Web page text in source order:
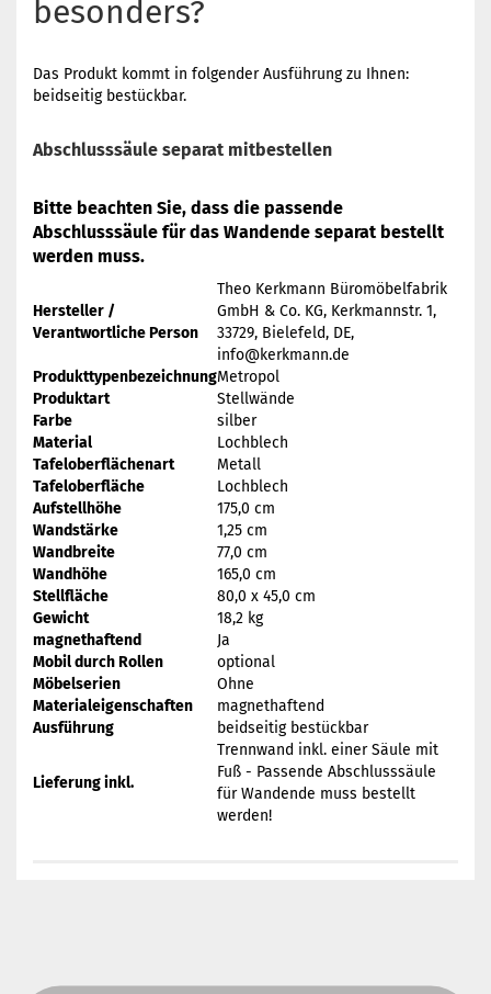
besonders?
Das Produkt kommt in folgender Ausführung zu Ihnen:
beidseitig bestückbar.
Abschlusssäule separat mitbestellen
Bitte beachten Sie, dass die passende
Abschlusssäule für das Wandende separat bestellt
werden muss.
Hersteller /
Verantwortliche Person
Theo Kerkmann Büromöbelfabrik
GmbH & Co. KG, Kerkmannstr. 1,
33729, Bielefeld, DE,
info@kerkmann.de
ProdukttypenbezeichnungMetropol
Produktart
Stellwände
Farbe
silber
Material
Lochblech
Tafeloberflächenart
Metall
Tafeloberfläche
Lochblech
Aufstellhöhe
175,0 cm
Wandstärke
1,25 cm
Wandbreite
77,0 cm
Wandhöhe
165,0 cm
Stellfläche
80,0 x 45,0 cm
Gewicht
18,2 kg
magnethaftend
Ja
Mobil durch Rollen
optional
Möbelserien
Ohne
Materialeigenschaften
magnethaftend
Ausführung
beidseitig bestückbar
Lieferung inkl.
Trennwand inkl. einer Säule mit
Fuß - Passende Abschlusssäule
für Wandende muss bestellt
werden!